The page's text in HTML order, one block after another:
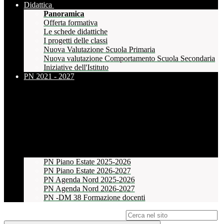
Didattica
Panoramica
Offerta formativa
Le schede didattiche
I progetti delle classi
Nuova Valutazione Scuola Primaria
Nuova valutazione Comportamento Scuola Secondaria
Iniziative dell'Istituto
PN 2021 - 2027
PN Piano Estate 2025-2026
PN Piano Estate 2026-2027
PN Agenda Nord 2025-2026
PN Agenda Nord 2026-2027
PN -DM 38 Formazione docenti